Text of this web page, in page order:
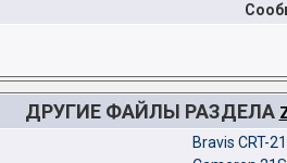
ДРУГИЕ ФАЙЛЫ РАЗДЕЛА
Bravis CRT-